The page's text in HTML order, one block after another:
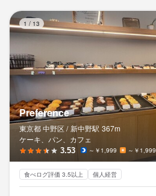
1 / 13
Preference
東京都 中野区 / 新中野駅 367m
ケーキ、パン、カフェ
3.53 ～￥1,999 ～￥1,999
食べログ評価 3.5以上 個人経営
最終更新日2026/04/11